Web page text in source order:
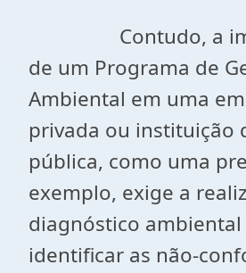
Contudo, a
de um Programa de
Ambiental em uma
privada ou instituição
pública, como uma
exemplo, exige a
diagnóstico ambiental
identificar as não-